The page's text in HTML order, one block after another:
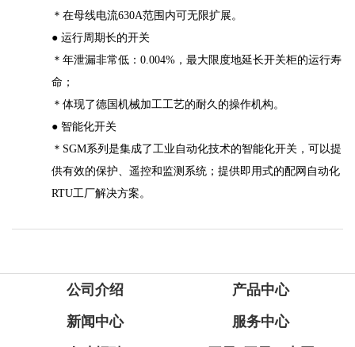
＊在母线电流630A范围内可无限扩展。
● 运行周期长的开关
＊年泄漏非常低：0.004%，最大限度地延长开关柜的运行寿
命；
＊体现了德国机械加工工艺的耐久的操作机构。
● 智能化开关
＊SGM系列是集成了工业自动化技术的智能化开关，可以提
供有效的保护、遥控和监测系统；提供即用式的配网自动化
RTU工厂解决方案。
公司介绍
产品中心
新闻中心
服务中心